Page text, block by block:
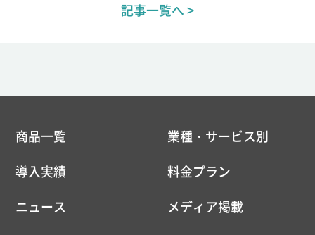
記事一覧へ >
商品一覧
業種・サービス別
導入実績
料金プラン
ニュース
メディア掲載